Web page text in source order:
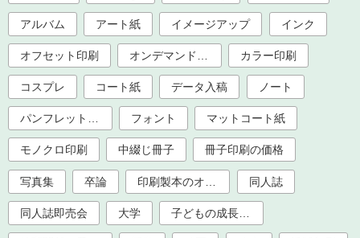
アルバム アート紙 イメージアップ インク
オフセット印刷 カラー印刷
コスプレ コート紙 データ入稿 ノート
パンフレット印刷 フォント マットコート紙
モノクロ印刷 中綴じ冊子 冊子印刷の価格
写真集 卒論 同人誌
同人誌即売会 大学